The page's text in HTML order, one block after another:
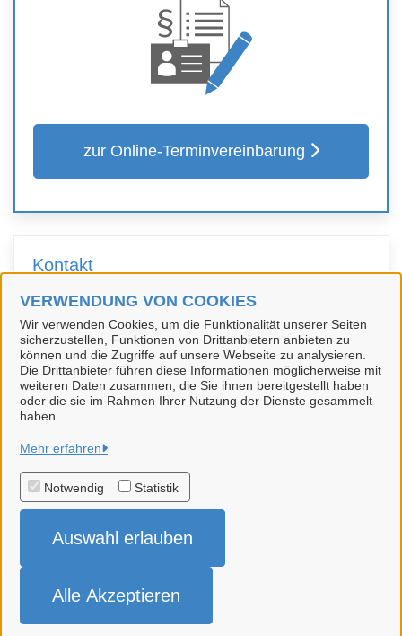
VERWENDUNG VON COOKIES
Wir verwenden Cookies, um die Funktionalität unserer Seiten
sicherzustellen, Funktionen von Drittanbietern anbieten zu
können und die Zugriffe auf unsere Webseite zu analysieren.
Die Drittanbieter führen diese Informationen möglicherweise mit
weiteren Daten zusammen, die Sie ihnen bereitgestellt haben
oder die sie im Rahmen Ihrer Nutzung der Dienste gesammelt
haben.
Mehr erfahren
Notwendig Statistik
Auswahl erlauben
Alle Akzeptieren
zur Online-Terminvereinbarung
Kontakt
Standesamt
Hansestadt Uelzen
Alle Rechte vorbehalten
Datenschutzerklärung